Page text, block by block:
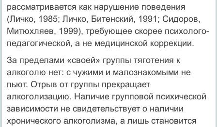
рассматривается как нарушение поведения
(Личко, 1985; Личко, Битенский, 1991; Сидоров,
Митюхляев, 1999), требующее скорее психолого-
педагогической, а не медицинской коррекции.
За пределами «своей» группы тяготения к
алкоголю нет: с чужими и малознакомы­ми не
пьют. Отрыв от группы прекращает
алкоголизацию. Наличие групповой психиче­ской
зависимости не свидетельствует о наличии
хронического алкоголизма, а лишь ста­новится